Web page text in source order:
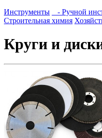
Инструменты
- Ручной
Строительная химия
Круги и